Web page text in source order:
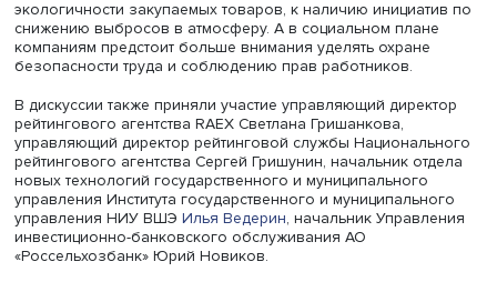
инвесторов. «Зеленые компании, производящие
органические продукты питания или упаковку из
перерабатываемых материалов, могут привлечь
ответственных потребителей, — поясняет она. —
Инновационные или IT-компании за счет статуса
ответственной компании могут привлечь ценных,
сотрудников».
Марина Сабирова считает, что единственный базовый
драйвер ESG малых и средних предприятий — это
возможность участвовать в цепочке поставок крупных
компаний. «Именно поэтому тема устойчивости